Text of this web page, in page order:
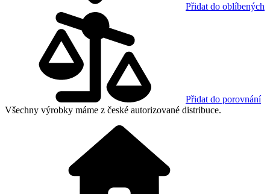
Přidat do oblíbených
Přidat do porovnání
Všechny výrobky máme z české autorizované distribuce.